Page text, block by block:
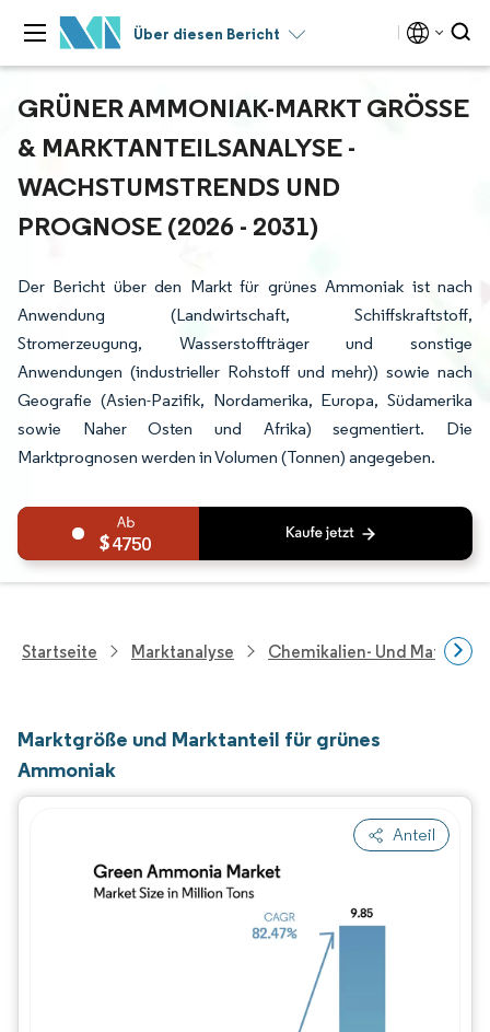
Über diesen Bericht
GRÜNER AMMONIAK-MARKT GRÖSSE &
MARKTANTEILSANALYSE - W
ACHSTUMSTRENDS UND P
ROGNOSE (2026 - 2031)
Der Bericht über den Markt für grünes Ammoniak ist nach
Anwendung (Landwirtschaft, Schiffskraftstoff,
Stromerzeugung, Wasserstoffträger und sonstige
Anwendungen (industrieller Rohstoff und mehr)) sowie nach
Geografie (Asien-Pazifik, Nordamerika, Europa, Südamerika
sowie Naher Osten und Afrika) segmentiert. Die
Marktprognosen werden in Volumen (Tonnen) angegeben.
4750
Startseite Marktanalyse Chemikalien- Und
Marktgröße und Marktanteil für grünes
Ammoniak
Anteil